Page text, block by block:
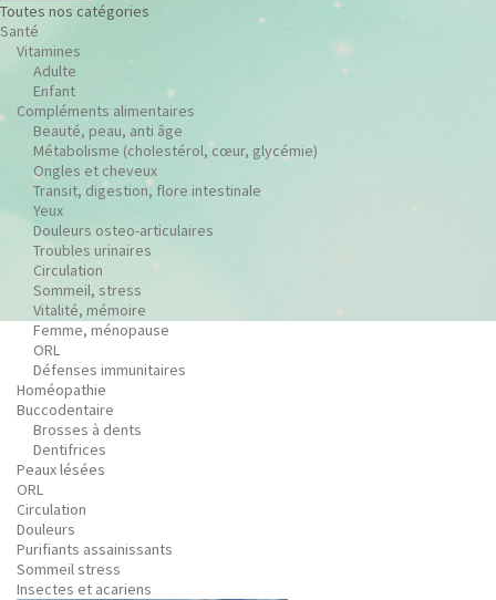
Toutes nos catégories
Santé
Vitamines
Adulte
Enfant
Compléments alimentaires
Beauté, peau, anti âge
Métabolisme (cholestérol, cœur, glycémie)
Ongles et cheveux
Transit, digestion, flore intestinale
Yeux
Douleurs osteo-articulaires
Troubles urinaires
Circulation
Sommeil, stress
Vitalité, mémoire
Femme, ménopause
ORL
Défenses immunitaires
Homéopathie
Buccodentaire
Brosses à dents
Dentifrices
Peaux lésées
ORL
Circulation
Douleurs
Purifiants assainissants
Sommeil stress
Insectes et acariens